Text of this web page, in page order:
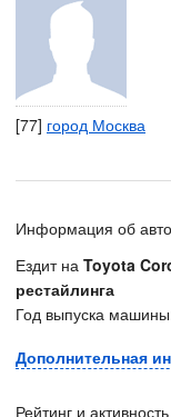
[77] город Москва
Информация об
Ездит на Toyota
рестайлинга
Год выпуска
Дополнительная
Рейтинг и